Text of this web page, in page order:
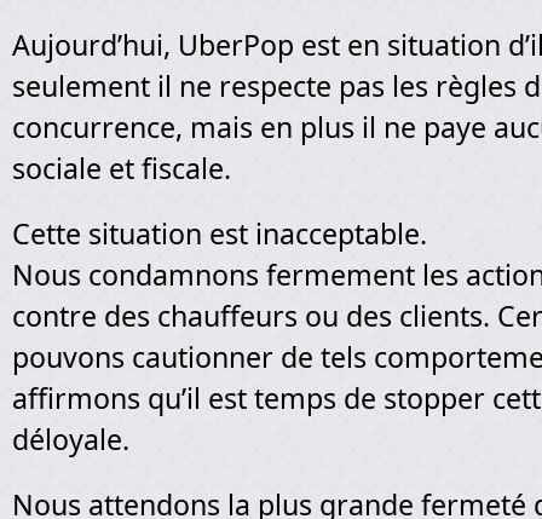
Aujourd’hui, UberPop est en situation
seulement il ne respecte pas les règles
concurrence, mais en plus il ne paye
sociale et fiscale.
Cette situation est inacceptable.
Nous condamnons fermement les
contre des chauffeurs ou des clients.
pouvons cautionner de tels
affirmons qu’il est temps de stopper
déloyale.
Nous attendons la plus grande fermeté